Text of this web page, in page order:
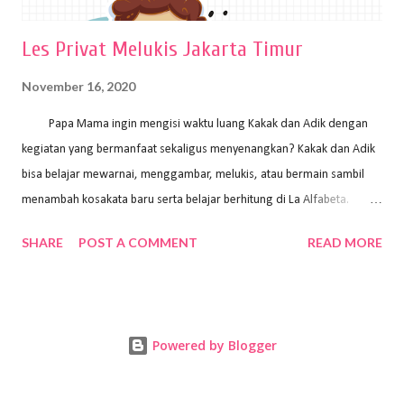
Les Privat Melukis Jakarta Timur
November 16, 2020
Papa Mama ingin mengisi waktu luang Kakak dan Adik dengan
kegiatan yang bermanfaat sekaligus menyenangkan? Kakak dan Adik
bisa belajar mewarnai, menggambar, melukis, atau bermain sambil
menambah kosakata baru serta belajar berhitung di La Alfabeta.
kok untuk mengajar dengan metode yang fun, La Alfabeta
Alfabeta. ⁣⁣⁣⁣Ada pilihan online class maupun offline class lho! Cek
SHARE POST A COMMENT READ MORE
Powered by Blogger